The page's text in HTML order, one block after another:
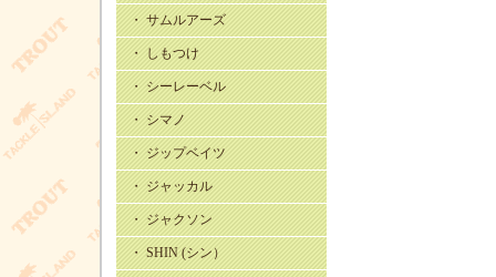
・ サムルアーズ
・ しもつけ
・ シーレーベル
・ シマノ
・ ジップベイツ
・ ジャッカル
・ ジャクソン
・ SHIN (シン）